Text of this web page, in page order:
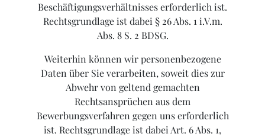
Beschäftigungsverhältnisses erforderlich ist.
Rechtsgrundlage ist dabei § 26 Abs. 1 i.V.m.
Abs. 8 S. 2 BDSG.
Weiterhin können wir personenbezogene
Daten über Sie verarbeiten, soweit dies zur
Abwehr von geltend gemachten
Rechtsansprüchen aus dem
Bewerbungsverfahren gegen uns erforderlich
ist. Rechtsgrundlage ist dabei Art. 6 Abs. 1,